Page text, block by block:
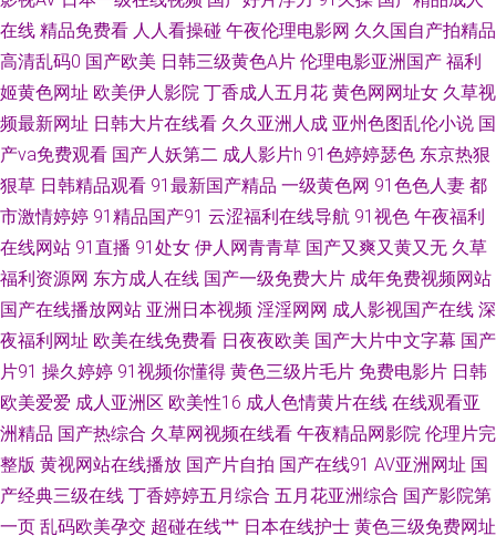
伦理 韩日av电影网站 欧洲戍人影院 亚洲男人手机天堂 AV新网址 国产青草91
娱乐 蜜桃91视频 天堂男人av 91偷拍在线观看 国产精品欧美区 欧美私人激情
午夜剧场超碰 91网战 国产草逼观看 麻豆mv网站入口 天堂av资源站 91呦女
呦女 国产白丝后入 欧美日韩成人网站 成人av香蕉 日韩AV黄色网址 91成人小
视频 福利姬rr 欧美3p一区 亚洲AV色色导航 av亚洲东方 黑丝袜被捅内射 亚洲
视频 欧美在线aa 日本天堂中文字幕 午夜秀场 超碰在线日2 日韩AV网页 91免
费视屏大全 久草资源福利站3 影音AV无码资源 www色图com 韩国操逼剧场
91超碰人人在线 东京热色图片 殴美性生话 91传媒在现观看 东京热色影视 美
女逼视频 婷婷五月天啪啪 av三级网站 狠狠日天天做 日本中文字幕黄色 91看
在线 精品免费看 人人看操碰 午夜伦理电影网 久久国自产拍精品
高清乱码0 国产欧美 日韩三级黄色A片 伦理电影亚洲国产 福利
姬黄色网址 欧美伊人影院 丁香成人五月花 黄色网网址女 久草视
频最新网址 日韩大片在线看 久久亚洲人成 亚州色图乱伦小说 国
产va免费观看 国产人妖第二 成人影片h 91色婷婷瑟色 东京热狠
狠草 日韩精品观看 91最新国产精品 一级黄色网 91色色人妻 都
市激情婷婷 91精品国产91 云涩福利在线导航 91视色 午夜福利
在线网站 91直播 91处女 伊人网青青草 国产又爽又黄又无 久草
福利资源网 东方成人在线 国产一级免费大片 成年免费视频网站
国产在线播放网站 亚洲日本视频 淫淫网网 成人影视国产在线 深
夜福利网址 欧美在线免费看 日夜夜欧美 国产大片中文字幕 国产
片91 操久婷婷 91视频你懂得 黄色三级片毛片 免费电影片 日韩
欧美爱爱 成人亚洲区 欧美性16 成人色情黄片在线 在线观看亚
洲精品 国产热综合 久草网视频在线看 午夜精品网影院 伦理片完
整版 黄视网站在线播放 国产片自拍 国产在线91 AV亚洲网址 国
产经典三级在线 丁香婷婷五月综合 五月花亚洲综合 国产影院第
一页 乱码欧美孕交 超碰在线艹 日本在线护士 黄色三级免费网址